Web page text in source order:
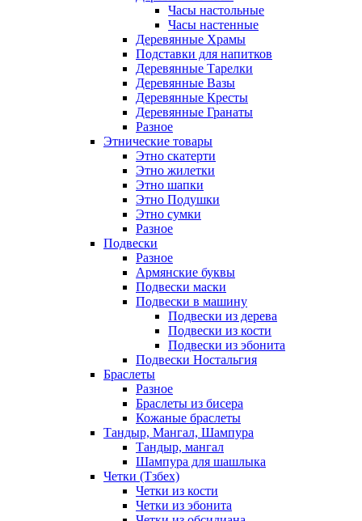
Часы настольные
Часы настенные
Деревянные Храмы
Подставки для напитков
Деревянные Тарелки
Деревянные Вазы
Деревянные Кресты
Деревянные Гранаты
Разное
Этнические товары
Этно скатерти
Этно жилетки
Этно шапки
Этно Подушки
Этно сумки
Разное
Подвески
Разное
Армянские буквы
Подвески маски
Подвески в машину
Подвески из дерева
Подвески из кости
Подвески из эбонита
Подвески Ностальгия
Браслеты
Разное
Браслеты из бисера
Кожаные браслеты
Тандыр, Мангал, Шампура
Тандыр, мангал
Шампура для шашлыка
Четки (Тзбех)
Четки из кости
Четки из эбонита